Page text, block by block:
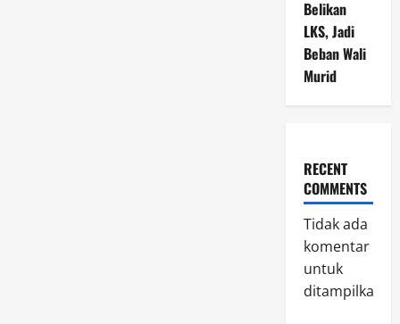
Belikan
LKS, Jadi
Beban Wali
Murid
RECENT
COMMENTS
Tidak ada
komentar
untuk
ditampilkan.